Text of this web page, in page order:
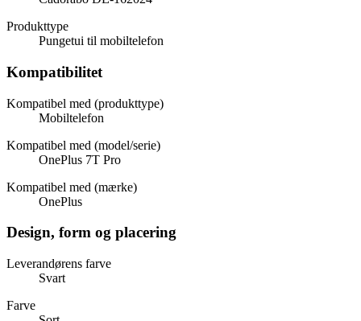
Produkttype
Pungetui til mobiltelefon
Kompatibilitet
Kompatibel med (produkttype)
Mobiltelefon
Kompatibel med (model/serie)
OnePlus 7T Pro
Kompatibel med (mærke)
OnePlus
Design, form og placering
Leverandørens farve
Svart
Farve